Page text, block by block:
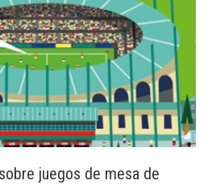
juegos de mesa de